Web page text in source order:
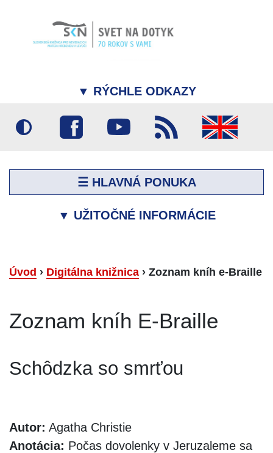
▼ RÝCHLE ODKAZY
☰ HLAVNÁ PONUKA
▼ UŽITOČNÉ INFORMÁCIE
Úvod › Digitálna knižnica › Zoznam kníh e-Braille
Zoznam kníh E-Braille
Schôdzka so smrťou
Autor: Agatha Christie
Anotácia: Počas dovolenky v Jeruzaleme sa